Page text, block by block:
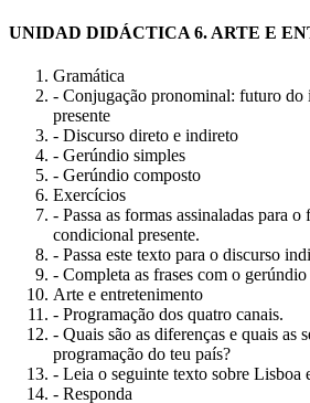
UNIDAD DIDÁCTICA 6. ARTE E
Gramática
- Conjugação pronominal: futuro
presente
- Discurso direto e indireto
- Gerúndio simples
- Gerúndio composto
Exercícios
- Passa as formas assinaladas para
condicional presente.
- Passa este texto para o discurso
- Completa as frases com o
Arte e entretenimento
- Programação dos quatro canais.
- Quais são as diferenças e quais as
programação do teu país?
- Leia o seguinte texto sobre Lisboa
- Responda